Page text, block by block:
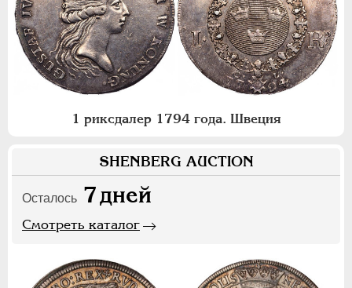
1 риксдалер 1794 года. Швеция
SHENBERG AUCTION
Осталось 7дней
Смотреть каталог